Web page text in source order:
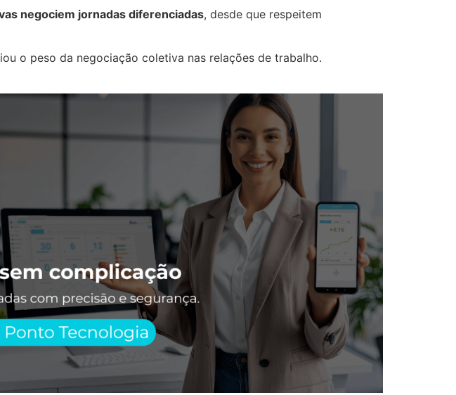
negociem jornadas diferenciadas, desde que respeitem
o peso da negociação coletiva nas relações de trabalho.